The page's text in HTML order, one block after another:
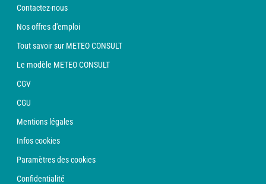
Contactez-nous
Nos offres d'emploi
Tout savoir sur METEO CONSULT
Le modèle METEO CONSULT
CGV
CGU
Mentions légales
Infos cookies
Paramètres des cookies
Confidentialité